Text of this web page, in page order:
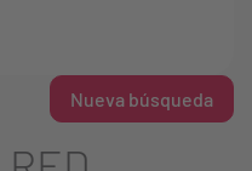
Nueva búsqueda